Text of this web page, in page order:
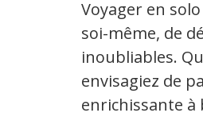
Voyager en
soi-même, de
inoubliables.
envisagiez de
enrichissante à